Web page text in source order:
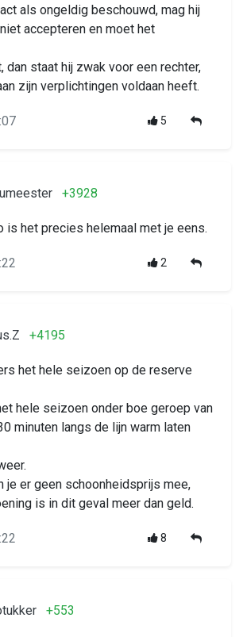
als ongeldig beschouwd, mag hij
accepteren en moet het
dan staat hij zwak voor een rechter,
zijn verplichtingen voldaan heeft.
5
+3928
is het precies helemaal met je eens.
2
+4195
het hele seizoen op de reserve
hele seizoen onder boe geroep van
minuten langs de lijn warm laten
je er geen schoonheidsprijs mee,
is in dit geval meer dan geld.
8
+553